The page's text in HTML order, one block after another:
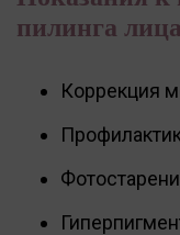
пилинга лица
Коррекция